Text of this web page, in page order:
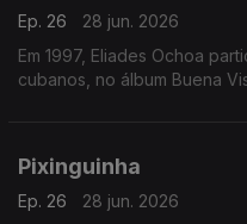
Ep. 26
28 jun. 2026
Em 1997, Eliades Ochoa
cubanos, no álbum Buena
Pixinguinha
Ep. 26
28 jun. 2026